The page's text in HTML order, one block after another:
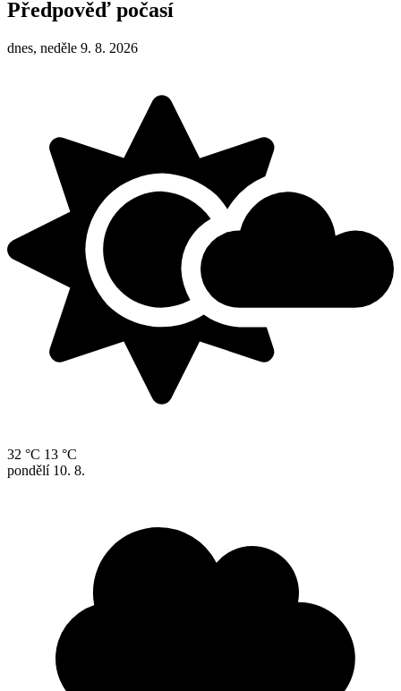
Předpověď počasí
dnes, neděle 9. 8. 2026
32 °C 13 °C
pondělí 10. 8.